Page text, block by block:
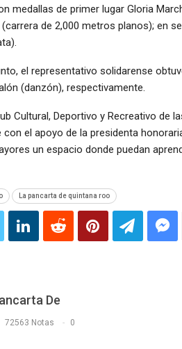
medallas de primer lugar Gloria
de 2,000 metros planos); en
el representativo solidarense
(danzón), respectivamente.
Cultural, Deportivo y Recreativo de
el apoyo de la presidenta
un espacio donde puedan
La pancarta de quintana roo
De
72563 Notas 0